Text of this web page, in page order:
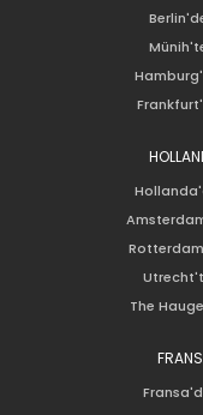
The